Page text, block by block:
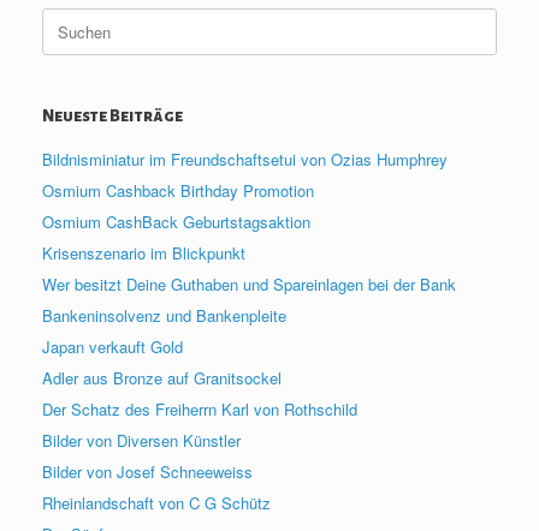
Suche
nach:
Neueste Beiträge
Bildnisminiatur im Freundschaftsetui von Ozias Humphrey
Osmium Cashback Birthday Promotion
Osmium CashBack Geburtstagsaktion
Krisenszenario im Blickpunkt
Wer besitzt Deine Guthaben und Spareinlagen bei der Bank
Bankeninsolvenz und Bankenpleite
Japan verkauft Gold
Adler aus Bronze auf Granitsockel
Der Schatz des Freiherrn Karl von Rothschild
Bilder von Diversen Künstler
Bilder von Josef Schneeweiss
Rheinlandschaft von C G Schütz